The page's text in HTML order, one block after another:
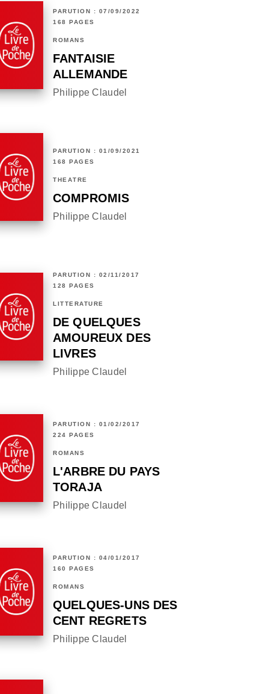
PARUTION : 07/09/2022
168 PAGES
ROMANS
FANTAISIE
ALLEMANDE
Philippe Claudel
PARUTION : 01/09/2021
168 PAGES
THÉÂTRE
COMPROMIS
Philippe Claudel
PARUTION : 02/11/2017
128 PAGES
LITTÉRATURE
DE QUELQUES
AMOUREUX DES
LIVRES
Philippe Claudel
PARUTION : 01/02/2017
224 PAGES
ROMANS
L'ARBRE DU PAYS
TORAJA
Philippe Claudel
PARUTION : 04/01/2017
160 PAGES
ROMANS
QUELQUES-UNS DES
CENT REGRETS
Philippe Claudel